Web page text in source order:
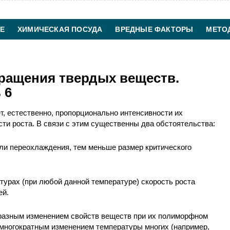
ХИМИЧЕСКАЯ ПОСУДА ВРЕДНЫЕ ФАКТОРЫ
твердых веществ.
6
естественно, пропорционально интенсивности их
роста. В связи с этим существенны два обстоятельства:
переохлаждения, тем меньше размер критического
(при любой данной температуре) скорость роста
изменением свойств веществ при их полиморфном
изменением температуры многих (например,